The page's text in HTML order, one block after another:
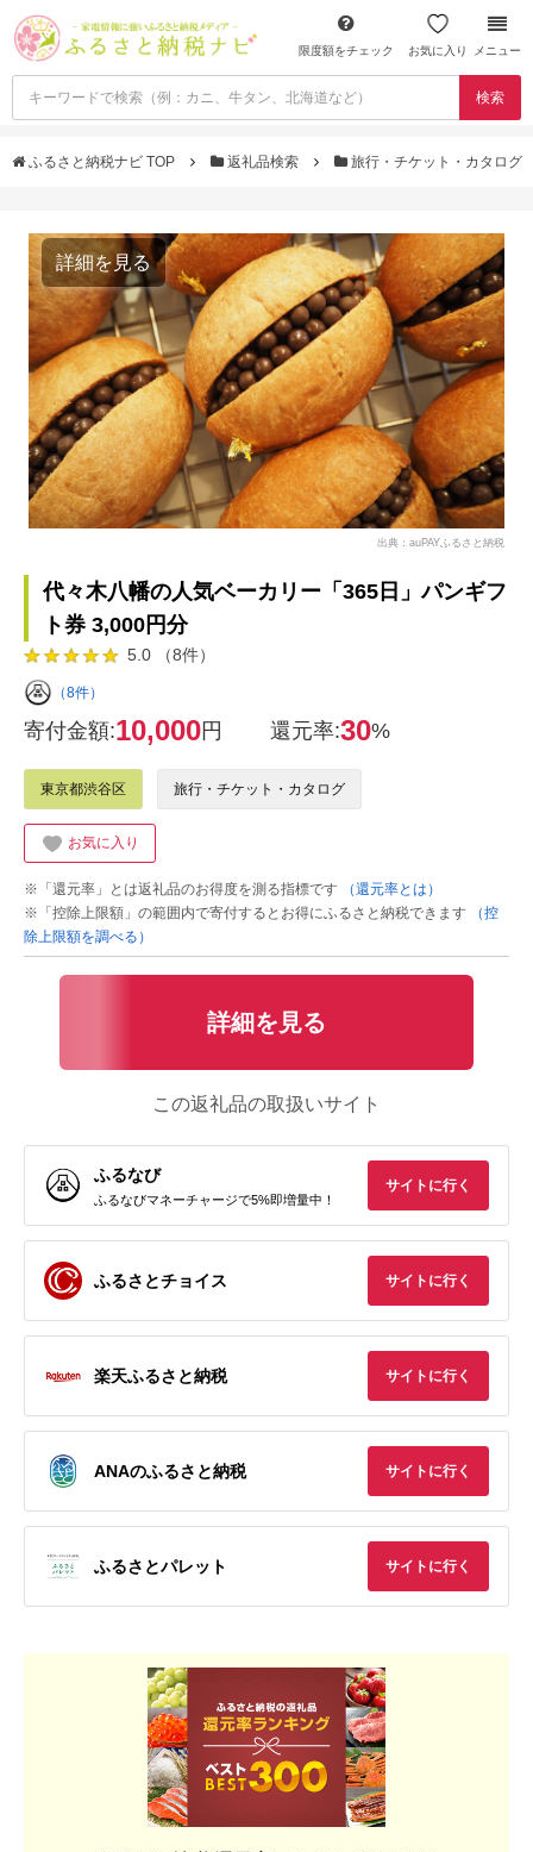
限度額をチェック お気に入り メニュー
検索
ふるさと納税ナビ TOP 返礼品検索 旅行・チケット・カタログ
詳細を見る
出典：auPAYふるさと納税
代々木八幡の人気ベーカリー「365日」パンギフ
ト券 3,000円分
5.0 （8件）
（8件）
寄付金額:10,000円 還元率:30%
東京都渋谷区 旅行・チケット・カタログ
お気に入り
※「還元率」とは返礼品のお得度を測る指標です
（還元率とは）
※「控除上限額」の範囲内で寄付するとお得にふるさと納税できます
（控
除上限額を調べる）
詳細を見る
この返礼品の取扱いサイト
ふるなび
ふるなびマネーチャージで5%即増量中！
サイトに行く
ふるさとチョイス サイトに行く
楽天ふるさと納税 サイトに行く
ANAのふるさと納税 サイトに行く
ふるさとパレット サイトに行く